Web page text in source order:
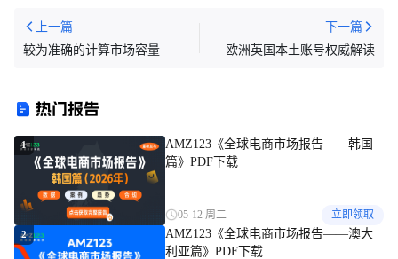
上一篇
较为准确的计算市场容量
下一篇
欧洲英国本土账号权威解读
热门报告
1
AMZ123《全球电商市场报告——韩国
篇》PDF下载
05-12 周二 立即领取
2
AMZ123《全球电商市场报告——澳大
利亚篇》PDF下载